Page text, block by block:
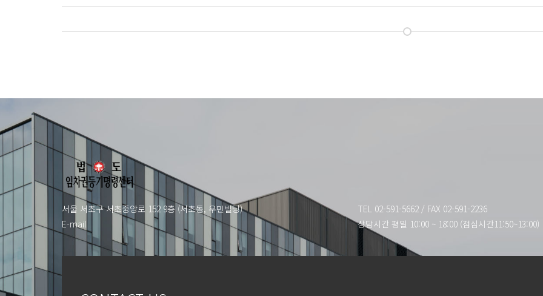
서울 서초구 서초중앙로 152 9층 (서초동, 우민빌딩)
E-mail
TEL 02-591-5662 / FAX 02-591-2236
상담시간 평일 10:00 ~ 18:00 (점심시간11:50~13:00)